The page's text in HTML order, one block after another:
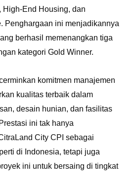
High-End Housing, dan
Penghargaan ini menjadikannya
berhasil memenangkan tiga
kategori Gold Winner.
komitmen manajemen
kualitas terbaik dalam
desain hunian, dan fasilitas
ini tak hanya
City CPI sebagai
di Indonesia, tetapi juga
ini untuk bersaing di tingkat